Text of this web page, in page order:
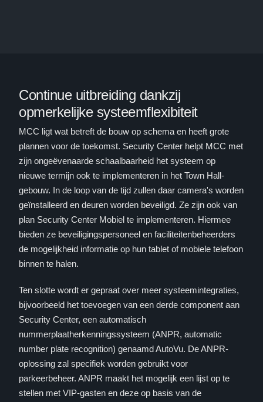
Continue uitbreiding dankzij
opmerkelijke systeemflexibiteit
MCC ligt wat betreft de bouw op schema en heeft grote
plannen voor de toekomst. Security Center helpt MCC met
zijn ongeëvenaarde schaalbaarheid het systeem op
nieuwe termijn ook te implementeren in het Town Hall-
gebouw. In de loop van de tijd zullen daar camera's worden
geïnstalleerd en deuren worden beveiligd. Ze zijn ook van
plan Security Center Mobiel te implementeren. Hiermee
bieden ze beveiligingspersoneel en faciliteitenbeheerders
de mogelijkheid informatie op hun tablet of mobiele telefoon
binnen te halen.
Ten slotte wordt er gepraat over meer systeemintegraties,
bijvoorbeeld het toevoegen van een derde component aan
Security Center, een automatisch
nummerplaatherkenningssysteem (ANPR, automatic
number plate recognition) genaamd AutoVu. De ANPR-
oplossing zal specifiek worden gebruikt voor
parkeerbeheer. ANPR maakt het mogelijk een lijst op te
stellen met VIP-gasten en deze op basis van de